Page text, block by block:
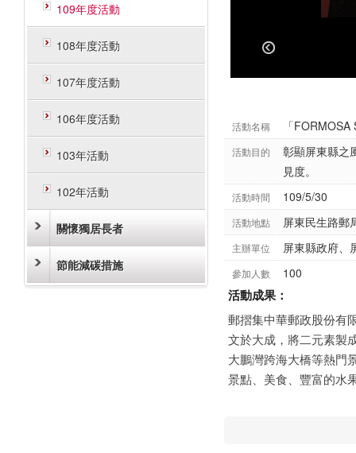
109年度活動
108年度活動
107年度活動
106年度活動
103年活動
102年活動
關懷獨居長者
節能減碳措施
活動名稱 「
活動目的
彰顯屏東縣之
見度。
活動時間 109/5/30
活動地點 屏東民生路郵
主辦單位 屏東縣政府、
參加人數 100
活動成果：
郵摺集中華郵政股份有
文於大成，將二元素製
大鵬灣跨海大橋等熱門
景點、美食、豐富的水